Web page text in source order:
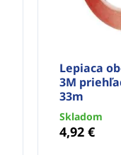
Lepiaca
3M
33m
Skladom
4,92 €